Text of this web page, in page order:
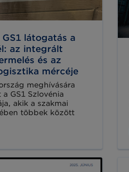
látogatás a
az integrált
és az
mércéje
meghívására
GS1 Szlovénia
akik a szakmai
többek között
gyártó
alkalmaz egy